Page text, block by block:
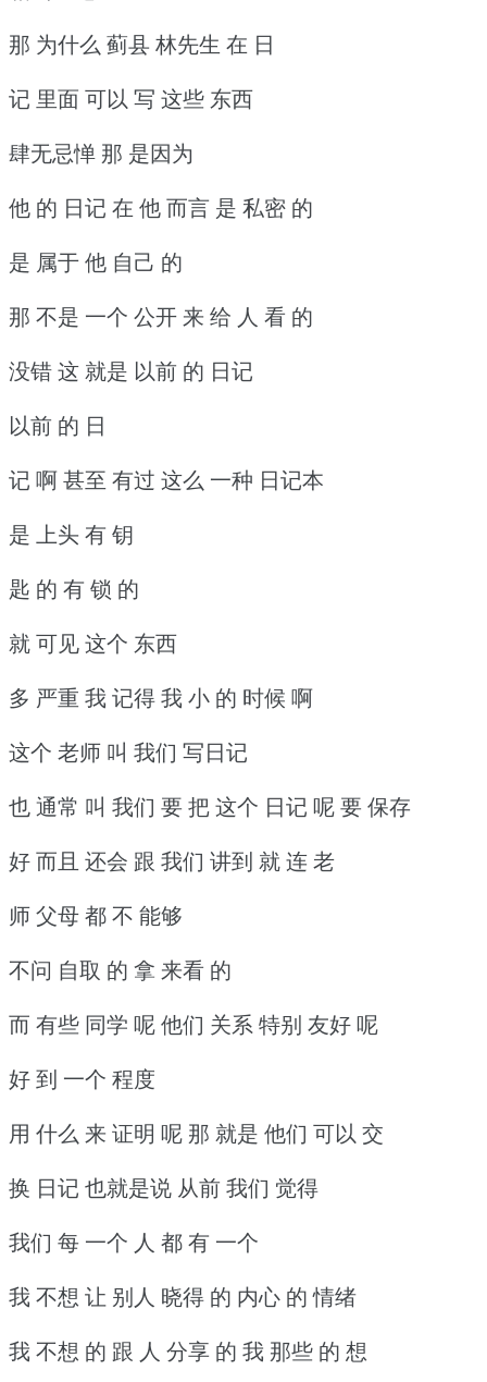
那 为什么 蓟县 林先生 在 日
记 里面 可以 写 这些 东西
肆无忌惮 那 是因为
他 的 日记 在 他 而言 是 私密 的
是 属于 他 自己 的
那 不是 一个 公开 来 给 人 看 的
没错 这 就是 以前 的 日记
以前 的 日
记 啊 甚至 有过 这么 一种 日记本
是 上头 有 钥
匙 的 有 锁 的
就 可见 这个 东西
多 严重 我 记得 我 小 的 时候 啊
这个 老师 叫 我们 写日记
也 通常 叫 我们 要 把 这个 日记 呢 要 保存
好 而且 还会 跟 我们 讲到 就 连 老
师 父母 都 不 能够
不问 自取 的 拿 来看 的
而 有些 同学 呢 他们 关系 特别 友好 呢
好 到 一个 程度
用 什么 来 证明 呢 那 就是 他们 可以 交
换 日记 也就是说 从前 我们 觉得
我们 每 一个 人 都 有 一个
我 不想 让 别人 晓得 的 内心 的 情绪
我 不想 的 跟 人 分享 的 我 那些 的 想